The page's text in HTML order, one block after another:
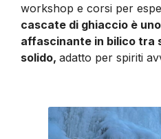
workshop e corsi per
cascate di ghiaccio è
affascinante in bilico tra
solido, adatto per spiriti